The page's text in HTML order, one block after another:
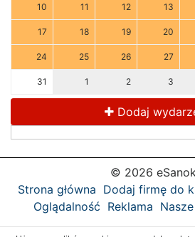
10 11 12 13
17 18 19 20
24 25 26 27
31 1 2 3
Dodaj
© 2026
Strona główna Dodaj firmę do
Oglądalność Reklama